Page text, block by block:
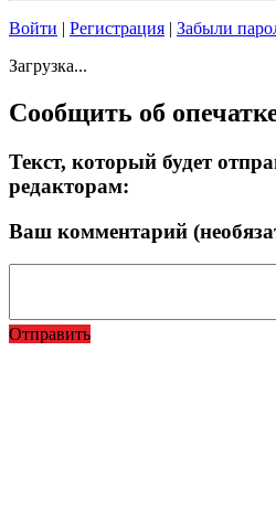
Войти | Регистрация | Забыли
Загрузка...
Сообщить об
Текст, который будет
редакторам:
Ваш комментарий
Отправить